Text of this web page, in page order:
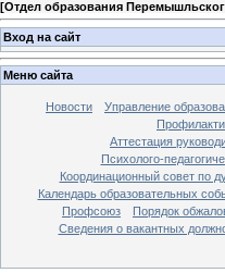
[Отдел образования
Вход на сайт
Меню сайта
Новости Управление
Аттестация
Психолого-
Координационный совет по
Календарь образовательных
Профсоюз
Порядок
Сведения о вакантных